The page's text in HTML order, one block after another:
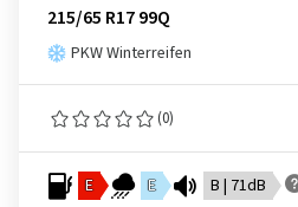
215/65 R17 99Q
PKW Winterreifen
(0)
E E B | 71dB